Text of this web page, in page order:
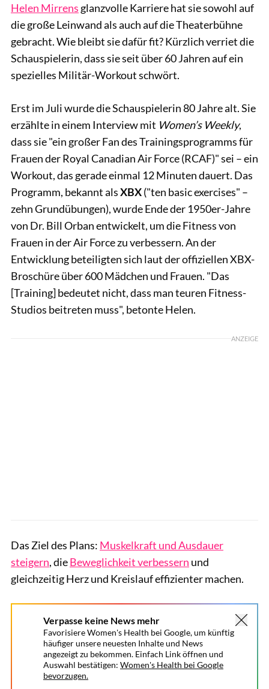
Helen Mirrens glanzvolle Karriere hat sie sowohl auf
die große Leinwand als auch auf die Theaterbühne
gebracht. Wie bleibt sie dafür fit? Kürzlich verriet die
Schauspielerin, dass sie seit über 60 Jahren auf ein
spezielles Militär-Workout schwört.
Erst im Juli wurde die Schauspielerin 80 Jahre alt. Sie
erzählte in einem Interview mit Women’s Weekly,
dass sie "ein großer Fan des Trainingsprogramms für
Frauen der Royal Canadian Air Force (RCAF)" sei – ein
Workout, das gerade einmal 12 Minuten dauert. Das
Programm, bekannt alsXBX("ten basic exercises" –
zehn Grundübungen), wurde Ende der 1950er-Jahre
von Dr. Bill Orban entwickelt, um die Fitness von
Frauen in der Air Force zu verbessern. An der
Entwicklung beteiligten sich laut der offiziellen XBX-
Broschüre über 600 Mädchen und Frauen. "Das
[Training] bedeutet nicht, dass man teuren Fitness-
Studios beitreten muss", betonte Helen.
ANZEIGE
Das Ziel des Plans: Muskelkraft und Ausdauer
steigern, dieBeweglichkeit verbessern und
gleichzeitig Herz und Kreislauf effizienter machen.
Verpasse keine News mehr
Favorisiere Women's Health bei Google, um künftig
häufiger unsere neuesten Inhalte und News
angezeigt zu bekommen. Einfach Link öffnen und
Auswahl bestätigen: Women's Health bei Google
bevorzugen.